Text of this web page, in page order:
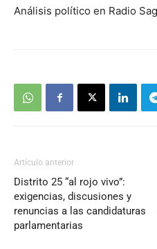
Análisis político en Radio
Artículo anterior
Distrito 25 “al rojo vivo”:
exigencias, discusiones y
renuncias a las candidaturas
parlamentarias